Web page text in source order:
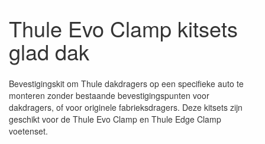
Thule Evo Clamp kitsets
glad dak
Bevestigingskit om Thule dakdragers op een specifieke auto te
monteren zonder bestaande bevestigingspunten voor
dakdragers, of voor originele fabrieksdragers. Deze kitsets zijn
geschikt voor de Thule Evo Clamp en Thule Edge Clamp
voetenset.